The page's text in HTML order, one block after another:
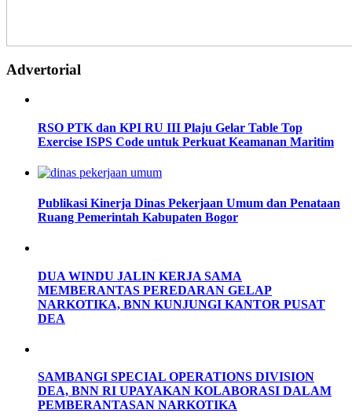
Advertorial
RSO PTK dan KPI RU III Plaju Gelar Table Top
Exercise ISPS Code untuk Perkuat Keamanan Maritim
Publikasi Kinerja Dinas Pekerjaan Umum dan Penataan
Ruang Pemerintah Kabupaten Bogor
DUA WINDU JALIN KERJA SAMA
MEMBERANTAS PEREDARAN GELAP
NARKOTIKA, BNN KUNJUNGI KANTOR PUSAT
DEA
SAMBANGI SPECIAL OPERATIONS DIVISION
DEA, BNN RI UPAYAKAN KOLABORASI DALAM
PEMBERANTASAN NARKOTIKA